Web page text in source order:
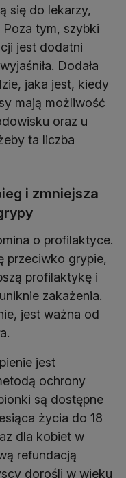
się do lekarzy,
tym, szybki
jest dodatni
Dodała
jaka jest, kiedy
mają możliwość
oraz u
ta liczba
i zmniejsza
o profilaktyce.
przeciwko grypie,
profilaktykę i
zakażenia.
jest ważna od
jest
ochrony
są dostępne
życia do 18
dla kobiet w
refundacją
dorośli w wieku